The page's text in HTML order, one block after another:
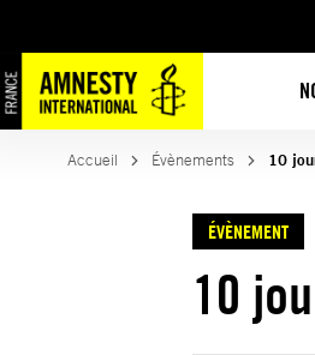
Accueil Évènements 10
ÉVÈNEMENT
10